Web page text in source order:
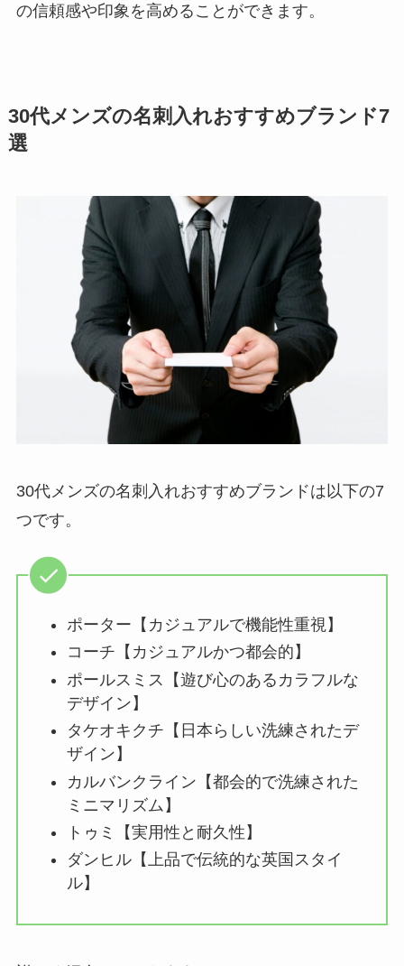
の信頼感や印象を高めることができます。
30代メンズの名刺入れおすすめブランド7
選
30代メンズの名刺入れおすすめブランドは以下の7
つです。
ポーター【カジュアルで機能性重視】
コーチ【カジュアルかつ都会的】
ポールスミス【遊び心のあるカラフルな
デザイン】
タケオキクチ【日本らしい洗練されたデ
ザイン】
カルバンクライン【都会的で洗練された
ミニマリズム】
トゥミ【実用性と耐久性】
ダンヒル【上品で伝統的な英国スタイ
ル】